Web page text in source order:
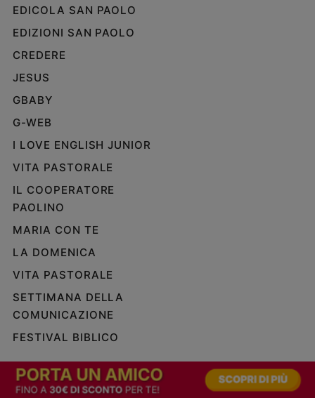
EDICOLA SAN PAOLO
EDIZIONI SAN PAOLO
CREDERE
JESUS
GBABY
G-WEB
I LOVE ENGLISH JUNIOR
VITA PASTORALE
IL COOPERATORE
PAOLINO
MARIA CON TE
LA DOMENICA
VITA PASTORALE
SETTIMANA DELLA
COMUNICAZIONE
FESTIVAL BIBLICO